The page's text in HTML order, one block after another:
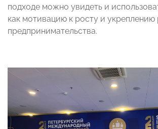
подходе можно увидеть и
как мотивацию к росту и укреплению
предпринимательства.